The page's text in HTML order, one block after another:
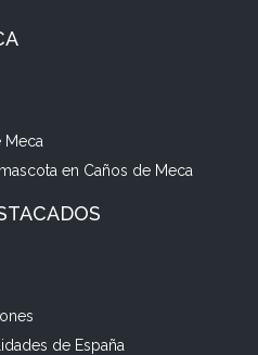
Meca
en Caños de Meca
de España